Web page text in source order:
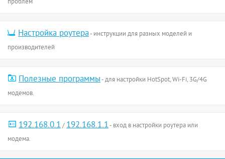
проблем
Настройка роутера- инструкции для разных моделей и
производителей
Полезные программы- для настройки HotSpot, Wi-Fi, 3G/4G
модемов.
192.168.0.1/192.168.1.1- вход в настройки роутера или
модема.